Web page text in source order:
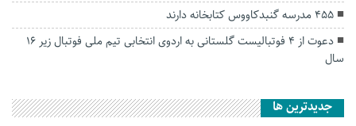
۴۵۵ مدرسه گنبدکاووس کتابخانه دارند
دعوت از ۴ فوتبالیست گلستانی به اردوی انتخابی تیم ملی فوتبال زیر ١۶
سال
جديدترين ها